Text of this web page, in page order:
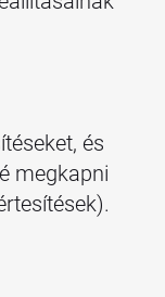
és
megkapni